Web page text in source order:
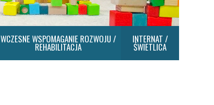
WCZESNE WSPOMAGANIE ROZWOJU /
REHABILITACJA
INTERNAT /
ŚWIETLICA